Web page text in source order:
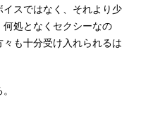
スではなく、それより少
何処となくセクシーなの
も十分受け入れられるは